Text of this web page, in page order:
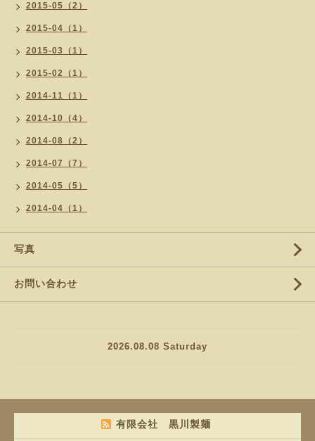
2015-05（2）
2015-04（1）
2015-03（1）
2015-02（1）
2014-11（1）
2014-10（4）
2014-08（2）
2014-07（7）
2014-05（5）
2014-04（1）
写真
お問い合わせ
2026.08.08 Saturday
有限会社 黒川製麺